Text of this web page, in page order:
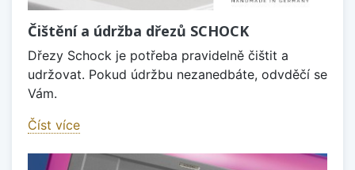
Čištění a údržba dřezů SCHOCK
Dřezy Schock je potřeba pravidelně čištit a
udržovat. Pokud údržbu nezanedbáte, odvděčí se
Vám.
Číst více